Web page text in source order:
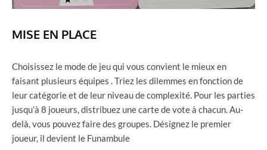
MISE EN PLACE
Choisissez le mode de jeu qui vous convient le mieux en
faisant plusieurs équipes . Triez les dilemmes en fonction de
leur catégorie et de leur niveau de complexité. Pour les parties
jusqu’à 8 joueurs, distribuez une carte de vote à chacun. Au-
delà, vous pouvez faire des groupes. Désignez le premier
joueur, il devient le Funambule